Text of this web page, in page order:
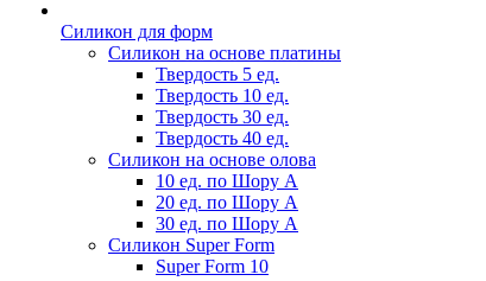
Силикон для форм
Силикон на основе платины
Твердость 5 ед.
Твердость 10 ед.
Твердость 30 ед.
Твердость 40 ед.
Силикон на основе олова
10 ед. по Шору А
20 ед. по Шору А
30 ед. по Шору А
Силикон Super Form
Super Form 10